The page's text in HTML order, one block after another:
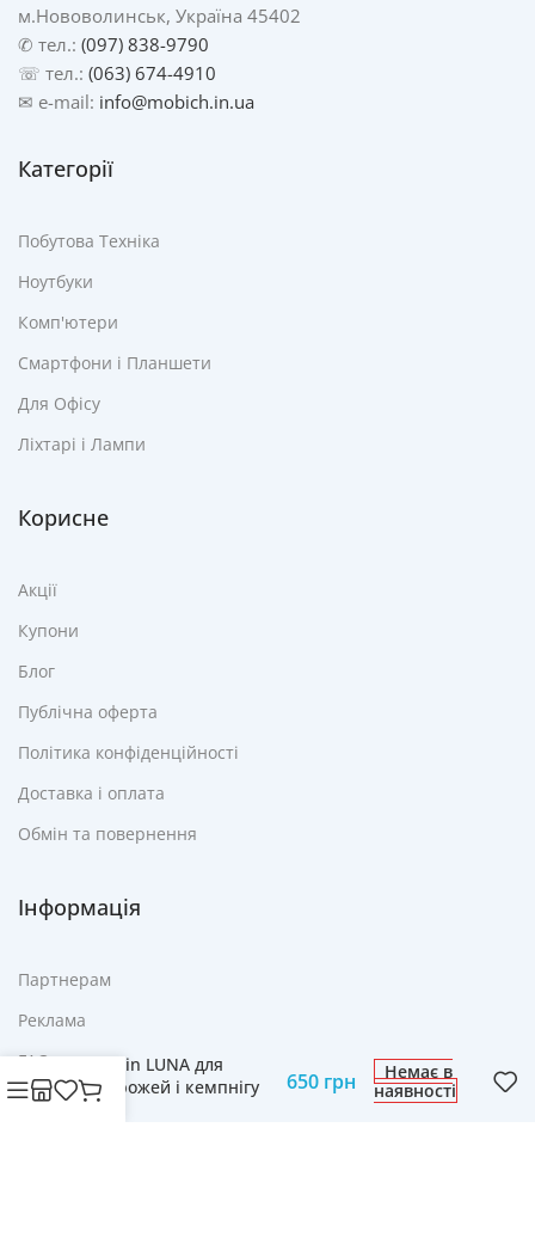
м.Нововолинськ, Україна 45402
✆ тел.: (097) 838-9790
☏ тел.: (063) 674-4910
✉ e-mail: info@mobich.in.ua
Категорії
Побутова Техніка
Ноутбуки
Комп'ютери
Смартфони і Планшети
Для Офісу
Ліхтарі і Лампи
Корисне
Акції
Купони
Блог
Публічна оферта
Політика конфіденційності
Доставка і оплата
Обмін та повернення
Інформація
Партнерам
Реклама
FAQ
Контакти
Delphin LUNA для
подорожей і кемпнігу
650 грн
Немає в
наявності